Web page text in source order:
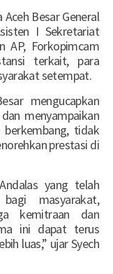
Besar General
I Sekretariat
AP, Forkopimcam
terkait, para
setempat.
mengucapkan
menyampaikan
berkembang, tidak
prestasi di
yang telah
masyarakat,
kemitraan dan
ini dapat terus
luas,” ujar Syech